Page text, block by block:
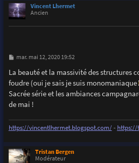
Vincent Lhermet
Ancien
M
s
s
a
e
mar. mai 12, 2020 19:52
La beauté et la massivité des structures
foudre (oui je sais je suis monomaniaque
Sacrée série et les ambiances
de mai !
https://vincentlhermet.blogspot.com/- https://
Tristan Bergen
Modérateur